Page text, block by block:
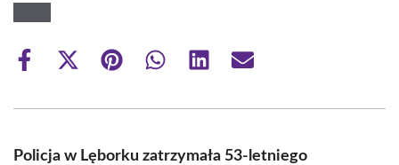
Share
Share
(Twitter)
Share Share Share Share
Policja w Lęborku zatrzymała 53-letniego